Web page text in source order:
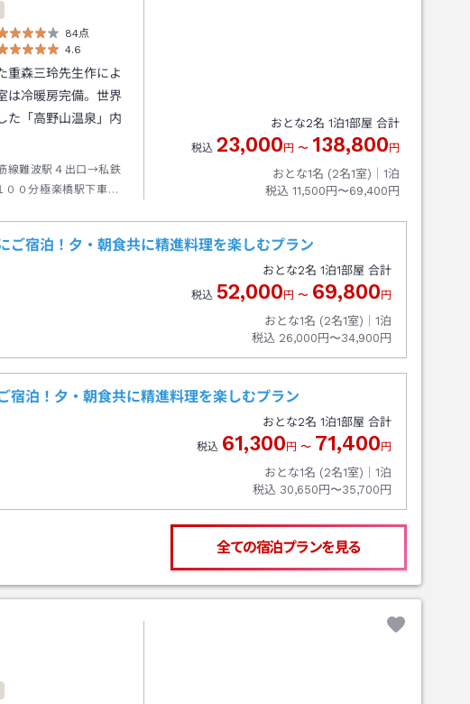
84点
4.6
重森三玲先生作によ
は冷暖房完備。世界
た「高野山温泉」内
線難波駅４出口→私鉄
００分極楽橋駅下車→
０２４年８月２６日
おとな2名 1泊1部屋 合計
税込 23,000 円 〜 138,800 円
おとな1名 (2名1室)｜ 1泊
税込 11,500円〜69,400円
ご宿泊！夕・朝食共に精進料理を楽しむプラン
おとな2名 1泊1部屋 合計
税込 52,000 円 〜 69,800 円
おとな1名 (2名1室)｜ 1泊
税込 26,000円〜34,900円
宿泊！夕・朝食共に精進料理を楽しむプラン
おとな2名 1泊1部屋 合計
税込 61,300 円 〜 71,400 円
おとな1名 (2名1室)｜ 1泊
税込 30,650円〜35,700円
全ての宿泊プランを見る